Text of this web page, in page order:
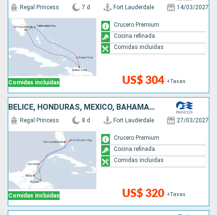
Comidas incluidas
Regal Princess 7 d Fort Lauderdale 14/03/2027
US$ 304 +Tasas
Crucero Premium
Cocina refinada
Comidas incluidas
BELICE, HONDURAS, MÉXICO, BAHAMAS, ESTADOS UNIDOS
Comidas incluidas
Regal Princess 8 d Fort Lauderdale 27/03/2027
US$ 320 +Tasas
Crucero Premium
Cocina refinada
Comidas incluidas